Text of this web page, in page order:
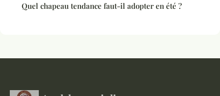
Quel chapeau tendance faut-il adopter en été ?